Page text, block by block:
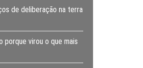
de deliberação na terra
porque virou o que mais